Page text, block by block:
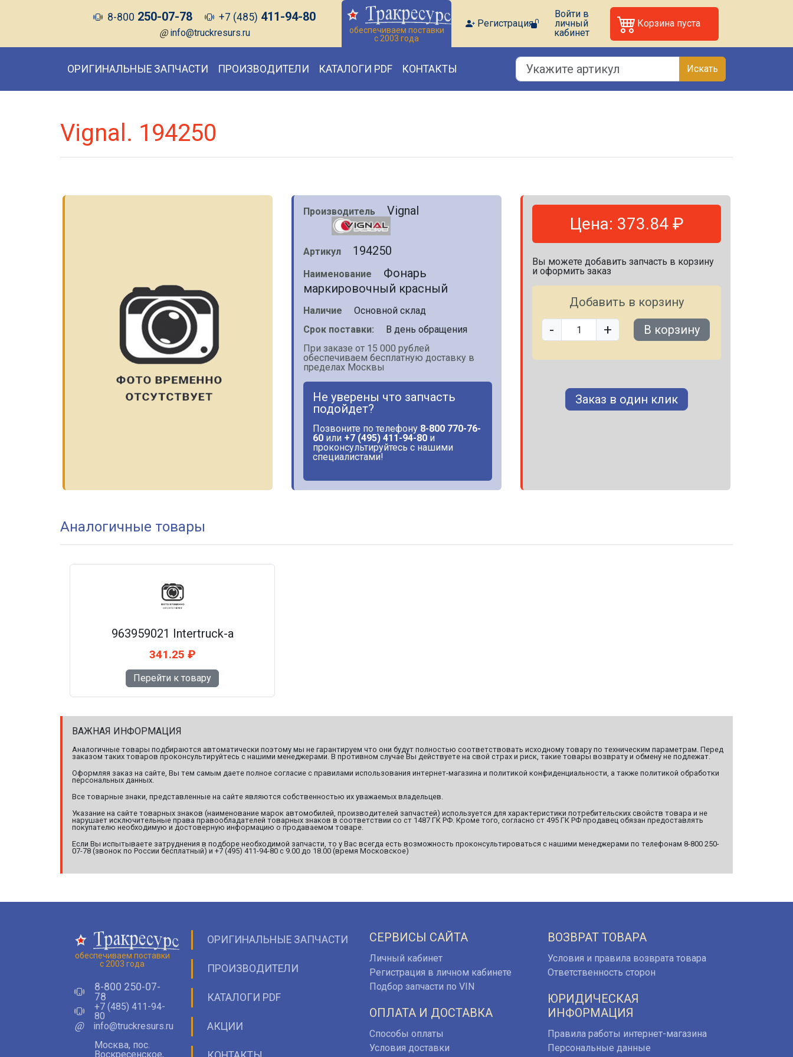
8-800 250-07-78 +7 (485) 411-94-80
@ info@truckresurs.ru
обеспечиваем поставки
с 2003 года
Регистрация
Войти в
личный
кабинет
Корзина пуста
ОРИГИНАЛЬНЫЕ ЗАПЧАСТИ ПРОИЗВОДИТЕЛИ КАТАЛОГИ PDF КОНТАКТЫ Искать
Vignal. 194250
Производитель Vignal
Артикул 194250
Наименование
Фонарь
маркировочный красный
Наличие
Основной склад
Срок поставки:
В день обращения
При заказе от 15 000 рублей
обеспечиваем бесплатную доставку в
пределах Москвы
Не уверены что запчасть
подойдет?
Позвоните по телефону 8-800 770-76-
60 или +7 (495) 411-94-80 и
проконсультируйтесь с нашими
специалистами!
Цена: 373.84 ₽
Вы можете добавить запчасть в корзину
и оформить заказ
Добавить в корзину
- + В корзину
Заказ в один клик
Аналогичные товары
963959021 Intertruck-a
341.25 ₽
Перейти к товару
ВАЖНАЯ ИНФОРМАЦИЯ
Аналогичные товары подбираются автоматически поэтому мы не гарантируем что они будут полностью соответствовать исходному товару по техническим параметрам. Перед
заказом таких товаров проконсультируйтесь с нашими менеджерами. В противном случае Вы действуете на свой страх и риск, такие товары возврату и обмену не подлежат.
Оформляя заказ на сайте, Вы тем самым даете полное согласие с правилами использования интернет-магазина и политикой конфиденциальности, а также политикой обработки
персональных данных.
Все товарные знаки, представленные на сайте являются собственностью их уважаемых владельцев.
Указание на сайте товарных знаков (наименование марок автомобилей, производителей запчастей) используется для характеристики потребительских свойств товара и не
нарушает исключительные права правообладателей товарных знаков в соответствии со ст 1487 ГК РФ. Кроме того, согласно ст 495 ГК РФ продавец обязан предоставлять
покупателю необходимую и достоверную информацию о продаваемом товаре.
Если Вы испытываете затруднения в подборе необходимой запчасти, то у Вас всегда есть возможность проконсультироваться с нашими менеджерами по телефонам 8-800 250-
07-78 (звонок по России бесплатный) и +7 (495) 411-94-80 с 9.00 до 18.00 (время Московское)
обеспечиваем поставки
с 2003 года
8-800 250-07-
78
+7 (485) 411-94-
80
@
info@truckresurs.ru
Москва, пос.
Воскресенское,
ОРИГИНАЛЬНЫЕ ЗАПЧАСТИ
ПРОИЗВОДИТЕЛИ
КАТАЛОГИ PDF
АКЦИИ
СЕРВИСЫ САЙТА
Личный кабинет
Регистрация в личном кабинете
Подбор запчасти по VIN
ОПЛАТА И ДОСТАВКА
Способы оплаты
Условия доставки
ВОЗВРАТ ТОВАРА
Условия и правила возврата товара
Ответственность сторон
ЮРИДИЧЕСКАЯ
ИНФОРМАЦИЯ
Правила работы интернет-магазина
Персональные данные